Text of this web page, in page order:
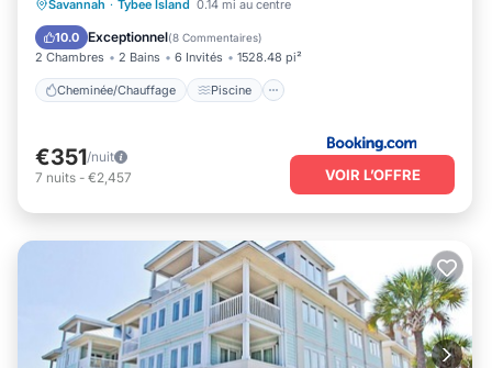
Savannah · Tybee Island 0.14 mi au centre
10.0 Exceptionnel(8 Commentaires)
2 Chambres 2 Bains 6 Invités 1528.48 pi²
Cheminée/Chauffage Piscine
Cheminée/Chauffage Piscine
Parking
€351/nuit
7 nuits - €2,457 VOIR L’OFFRE